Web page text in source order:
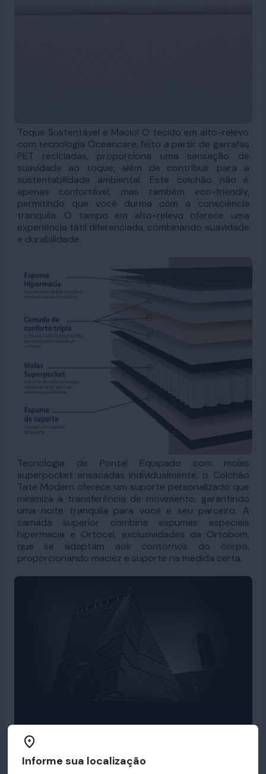
Toque Sustentável e Macio! O tecido em alto-relevo
com tecnologia Oceancare, feito a partir de garrafas
PET recicladas, proporciona uma sensação de
suavidade ao toque, além de contribuir para a
sustentabilidade ambiental. Este colchão não é
apenas confortável, mas também eco-friendly,
permitindo que você durma com a consciência
tranquila. O tampo em alto-relevo oferece uma
experiência tátil diferenciada, combinando suavidade
e durabilidade.
Tecnologia de Ponta! Equipado com molas
superpocket ensacadas individualmente, o Colchão
Tate Modern oferece um suporte personalizado que
minimiza a transferência de movimento, garantindo
uma noite tranquila para você e seu parceiro. A
camada superior combina espumas especiais
hipermacia e Ortocel, exclusividades da Ortobom,
que se adaptam aos contornos do corpo,
proporcionando maciez e suporte na medida certa.
Informe sua localização